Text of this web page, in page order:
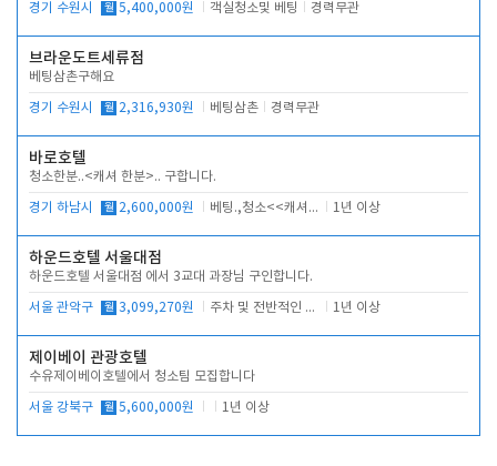
경기 수원시 월 5,400,000원 객실청소및 베팅 경력무관
브라운도트세류점
베팅삼촌구해요
경기 수원시 월 2,316,930원 베팅삼촌 경력무관
바로호텔
청소한분..<캐셔 한분>.. 구합니다.
경기 하남시 월 2,600,000원 베팅.,청소<<캐셔 모셔봅니다. 1년 이상
하운드호텔 서울대점
하운드호텔 서울대점 에서 3교대 과장님 구인합니다.
서울 관악구 월 3,099,270원 주차 및 전반적인 당번업무 1년 이상
제이베이 관광호텔
수유제이베이호텔에서 청소팀 모집합니다
서울 강북구 월 5,600,000원 1년 이상